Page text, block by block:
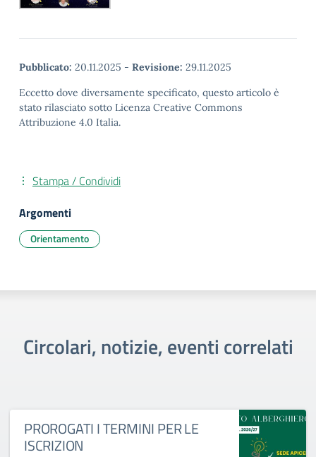
Pubblicato: 20.11.2025 - Revisione: 29.11.2025
Eccetto dove diversamente specificato, questo articolo è
stato rilasciato sotto Licenza Creative Commons
Attribuzione 4.0 Italia.
Stampa / Condividi
Argomenti
Orientamento
Circolari, notizie, eventi correlati
PROROGATI I TERMINI PER LE
ISCRIZION